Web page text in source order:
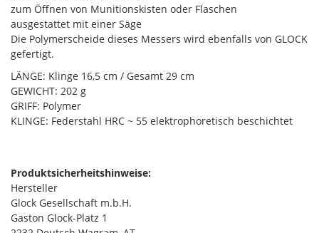
zum Öffnen von Munitionskisten oder Flaschen
ausgestattet mit einer Säge
Die Polymerscheide dieses Messers wird ebenfalls von GLOCK
gefertigt.
LÄNGE: Klinge 16,5 cm / Gesamt 29 cm
GEWICHT: 202 g
GRIFF: Polymer
KLINGE: Federstahl HRC ~ 55 elektrophoretisch beschichtet
Produktsicherheitshinweise:
Hersteller
Glock Gesellschaft m.b.H.
Gaston Glock-Platz 1